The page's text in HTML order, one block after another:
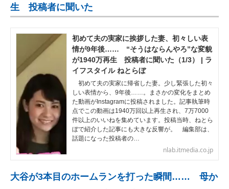
生 投稿者に聞いた
初めて夫の実家に挨拶した妻、初々しい表
情が9年後…… “そうはならんやろ”な変貌
が1940万再生 投稿者に聞いた（1/3） | ラ
イフスタイル ねとらぼ
初めて夫の実家に帰省した妻。少し緊張した初々
しい表情から、9年後……。まさかの変化をまとめ
た動画がInstagramに投稿されました。記事執筆時
点でこの動画は1940万回以上再生され、7万7000
件以上のいいねを集めています。投稿当時、ねとら
ぼで紹介した記事にも大きな反響が。 編集部は、
話題になった投稿者の…
nlab.itmedia.co.jp
大谷が3本目のホームランを打った瞬間…… 母か